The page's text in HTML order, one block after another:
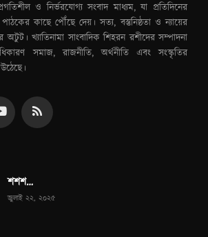
ও নির্ভরযোগ্য সংবাদ মাধ্যম, যা প্রতিদিনের
কাছে পৌঁছে দেয়। সত্য, বস্তুনিষ্ঠতা ও ন্যায়ের
অটুট। খ্যাতিনামা সাংবাদিক শিহরন রশীদের সম্পাদনা
সমাজ, রাজনীতি, অর্থনীতি এবং সংস্কৃতির
শশশ…
জুলাই ২২, ২০২৫